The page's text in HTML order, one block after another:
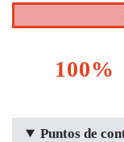
100%
Puntos de